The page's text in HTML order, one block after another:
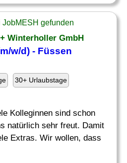
JobMESH gefunden
Winterholler GmbH
w/d) - Füssen
30+ Urlaubstage
Kolleginnen sind schon
natürlich sehr freut. Damit
Extras. Wir wollen, dass